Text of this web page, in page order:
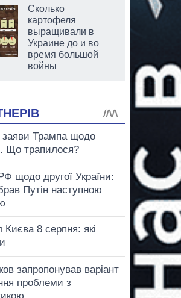
Сколько
картофеля
выращивали в
Украине до и во
время большой
войны